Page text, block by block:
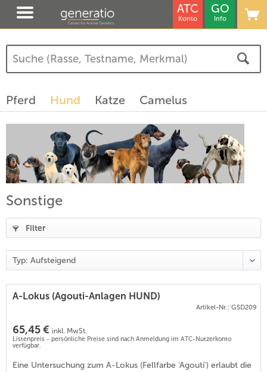
ATC
Konto
GO
Info
Pferd Hund Katze Camelus
(15
Sonstige
Filter
A-Lokus (Agouti-Anlagen HUND)
Artikel-Nr.: GSD209
65,45 € inkl. MwSt.
Listenpreis - persönliche Preise sind nach Anmeldung im ATC-Nutzerkonto
verfügbar.
Eine Untersuchung zum A-Lokus (Fellfarbe 'Agouti') erlaubt die